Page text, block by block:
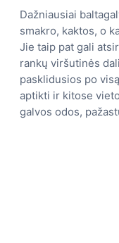
Dažniausiai
smakro, kaktos, o
Jie taip pat gali
rankų viršutinės
pasklidusios po
aptikti ir kitose
galvos odos,